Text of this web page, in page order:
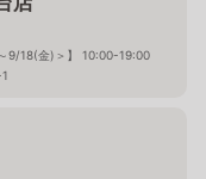
9/18(金)＞】 10:00-19:00